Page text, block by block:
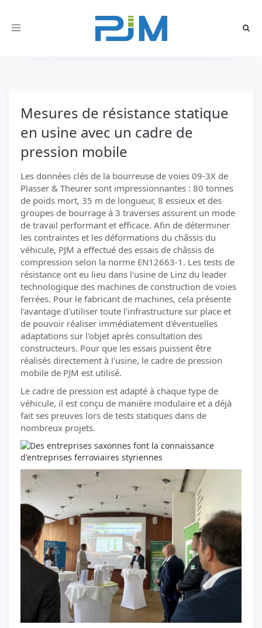
Toggle
Mesures de résistance statique
en usine avec un cadre de
pression mobile
Les données clés de la bourreuse de voies 09-3X de
Plasser & Theurer sont impressionnantes : 80 tonnes
de poids mort, 35 m de longueur, 8 essieux et des
groupes de bourrage à 3 traverses assurent un mode
de travail performant et efficace. Afin de déterminer
les contraintes et les déformations du châssis du
véhicule, PJM a effectué des essais de châssis de
compression selon la norme EN12663-1. Les tests de
résistance ont eu lieu dans l'usine de Linz du leader
technologique des machines de construction de voies
ferrées. Pour le fabricant de machines, cela présente
l'avantage d'utiliser toute l'infrastructure sur place et
de pouvoir réaliser immédiatement d'éventuelles
adaptations sur l'objet après consultation des
constructeurs. Pour que les essais puissent être
réalisés directement à l'usine, le cadre de pression
mobile de PJM est utilisé.
Le cadre de pression est adapté à chaque type de
véhicule, il est conçu de manière modulaire et a déjà
fait ses preuves lors de tests statiques dans de
nombreux projets.